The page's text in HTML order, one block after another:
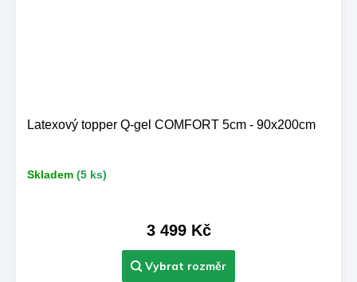
Latexový topper Q-gel COMFORT 5cm - 90x200cm
Skladem (5 ks)
3 499 Kč